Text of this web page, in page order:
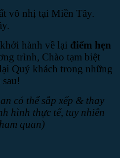
vô nhị tại Miền Tây.
hành về lại điểm hẹn
trình, Chào tạm biệt
Quý khách trong những
có thể sắp xếp & thay
hình thực tế, tuy nhiên
quan)